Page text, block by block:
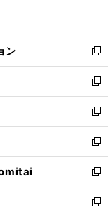
開
ウ
開
く
ン
ウ
で
開
く
ウ
ン
ド
ウ
で
開
く
し
ウ
ィ
ン
ド
ウ
で
開
く
ン
新
し
い
ウ
ィ
ン
ド
ウ
で
開
く
新
し
い
ウ
ィ
ン
ド
ウ
で
新
し
い
ウ
ィ
ン
ド
新
し
い
ウ
ィ
新
し
い